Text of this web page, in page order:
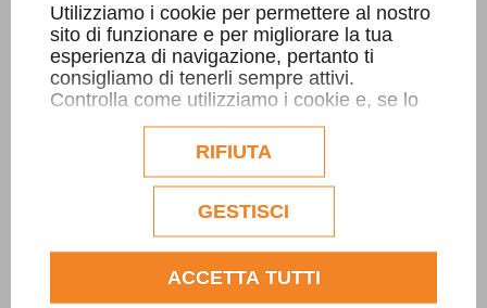
Utilizziamo i cookie per permettere al nostro
sito di funzionare e per migliorare la tua
esperienza di navigazione, pertanto ti
consigliamo di tenerli sempre attivi.
Controlla come utilizziamo i cookie e, se lo
desideri, personalizzane la configurazione.
Eventuali cookie di profilazione o
commerciali verranno utilizzati
esclusivamente previa acquisizione del
consenso dell'utente.
Consulta l'informativa cookie completa.
RIFIUTA
GESTISCI
ACCETTA TUTTI
A- Progetto nuova piscina con griglia Sfioro